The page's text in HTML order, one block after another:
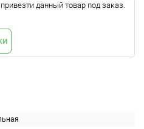
данный товар под заказ.